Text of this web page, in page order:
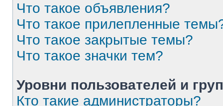
Что такое объявления?
Что такое прилепленные
Что такое закрытые темы?
Что такое значки тем?
Уровни пользователей и
Кто такие администраторы?